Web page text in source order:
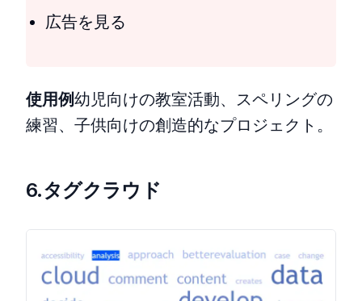
広告を見る
使用例幼児向けの教室活動、スペリングの
練習、子供向けの創造的なプロジェクト。
6.タグクラウド